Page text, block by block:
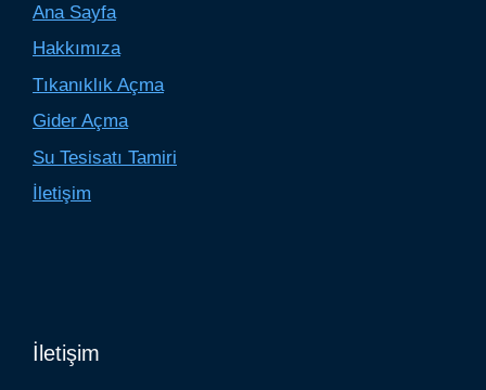
Ana Sayfa
Hakkımıza
Tıkanıklık Açma
Gider Açma
Su Tesisatı Tamiri
İletişim
İletişim